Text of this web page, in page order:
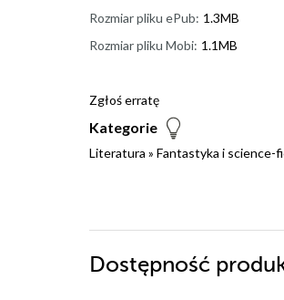
Rozmiar pliku ePub: 1.3MB
Rozmiar pliku Mobi: 1.1MB
Zgłoś erratę
Kategorie
Literatura » Fantastyka i science-
Dostępność